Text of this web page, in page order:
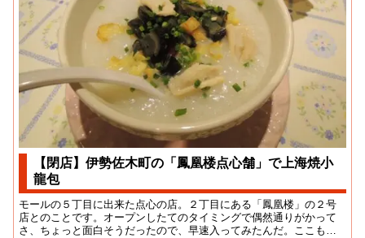
【閉店】伊勢佐木町の「鳳凰楼点心舗」で上海焼小
龍包
モールの５丁目に出来た点心の店。２丁目にある「鳳凰楼」の２号
店とのことです。オープンしたてのタイミングで偶然通りがかって
さ、ちょっと面白そうだったので、早速入ってみたんだ。ここもお